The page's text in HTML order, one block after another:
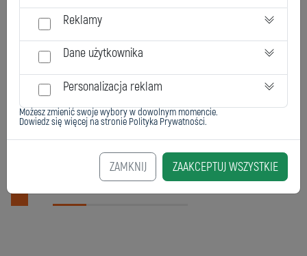
Tamaño del envase comercial 1kg, 3kg
Documentación
Otros productos
Reklamy
Dane użytkownika
Personalizacja reklam
Możesz zmienić swoje wybory w dowolnym momencie.
Dowiedz się więcej na stronie Polityka Prywatności.
ZAMKNIJ ZAAKCEPTUJ WSZYSTKIE